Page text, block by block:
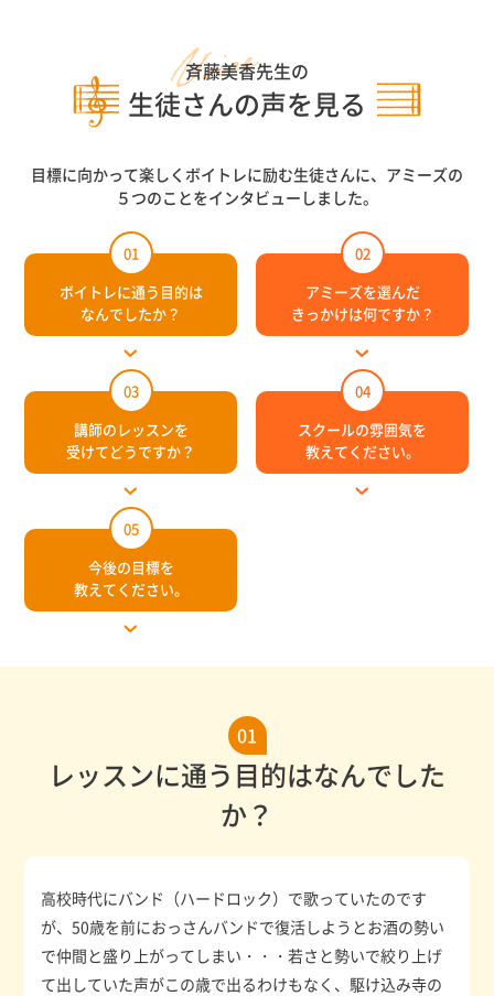
斉藤美香先生の
生徒さんの声を見る
目標に向かって楽しくボイトレに励む生徒さんに、アミーズの
５つのことをインタビューしました。
01
ボイトレに通う目的は
なんでしたか？
02
アミーズを選んだ
きっかけは何ですか？
03
講師のレッスンを
受けてどうですか？
04
スクールの雰囲気を
教えてください。
05
今後の目標を
教えてください。
01
レッスンに通う目的はなんでした
か？
高校時代にバンド（ハードロック）で歌っていたのです
が、50歳を前におっさんバンドで復活しようとお酒の勢い
で仲間と盛り上がってしまい・・・若さと勢いで絞り上げ
て出していた声がこの歳で出るわけもなく、駆け込み寺の